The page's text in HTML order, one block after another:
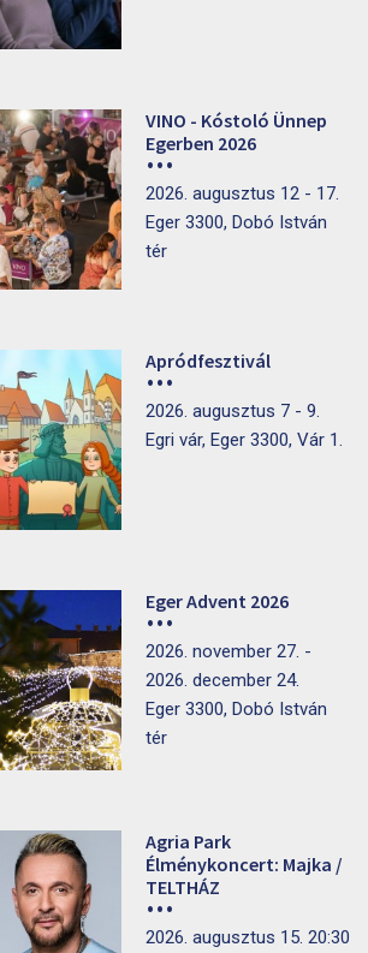
VINO - Kóstoló Ünnep
Egerben 2026
2026. augusztus 12 - 17.
Eger 3300, Dobó István
tér
Apródfesztivál
2026. augusztus 7 - 9.
Egri vár, Eger 3300, Vár 1.
Eger Advent 2026
2026. november 27. -
2026. december 24.
Eger 3300, Dobó István
tér
Agria Park
Élménykoncert: Majka /
TELTHÁZ
2026. augusztus 15. 20:30